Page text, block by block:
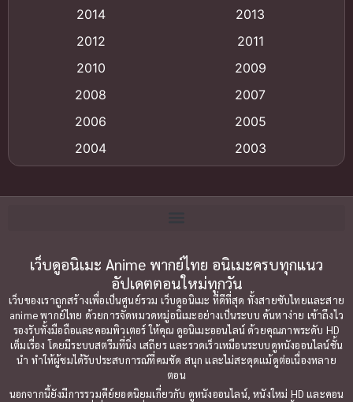
Animation แอนิเมชัน
(9)
Big tits (นมใหญ่)
Bitch (ผู้หญิงร่าน)
Bondage (ทาส)(1)
Censored (เซ็นเซอร์)(19)
Comedy (ตลก)(79)
Comedy ตลก
2014
2013
2012
2011
2010
2009
2008
2007
2006
2005
2004
2003
2000
1999
1996
1990
1989
1988
1987
1985
1984
1983
1982
1981
เว็บดูอนิเมะ Anime พากย์ไทย อนิเมะครบทุกแนว
อัปเดตตอนใหม่ทุกวัน
เว็บของเราถูกสร้างเพื่อเป็นศูนย์รวม เว็บดูอนิเมะ ที่ดีที่สุด ทั้งสายซับไทยและสาย
anime พากย์ไทย ด้วยการจัดหมวดหมู่อนิเมะอย่างเป็นระบบ ค้นหาง่าย เข้าถึงไว
รองรับทั้งมือถือและคอมพิวเตอร์ ให้คุณ ดูอนิเมะออนไลน์ ด้วยคุณภาพระดับ HD
เต็มเรื่อง โดยมีระบบสตรีมที่นิ่ง เสถียร และรวดเร็วเหมือนระบบดูหนังออนไลน์ชั้น
นำ ทำให้ผู้ชมได้รับประสบการณ์ที่คมชัด สนุก และไม่สะดุดแม้ดูต่อเนื่องหลาย
ตอน
นอกจากนี้ยังมีการรวมคีย์ยอดนิยมเกี่ยวกับ ดูหนังออนไลน์, หนังใหม่ HD และคอน